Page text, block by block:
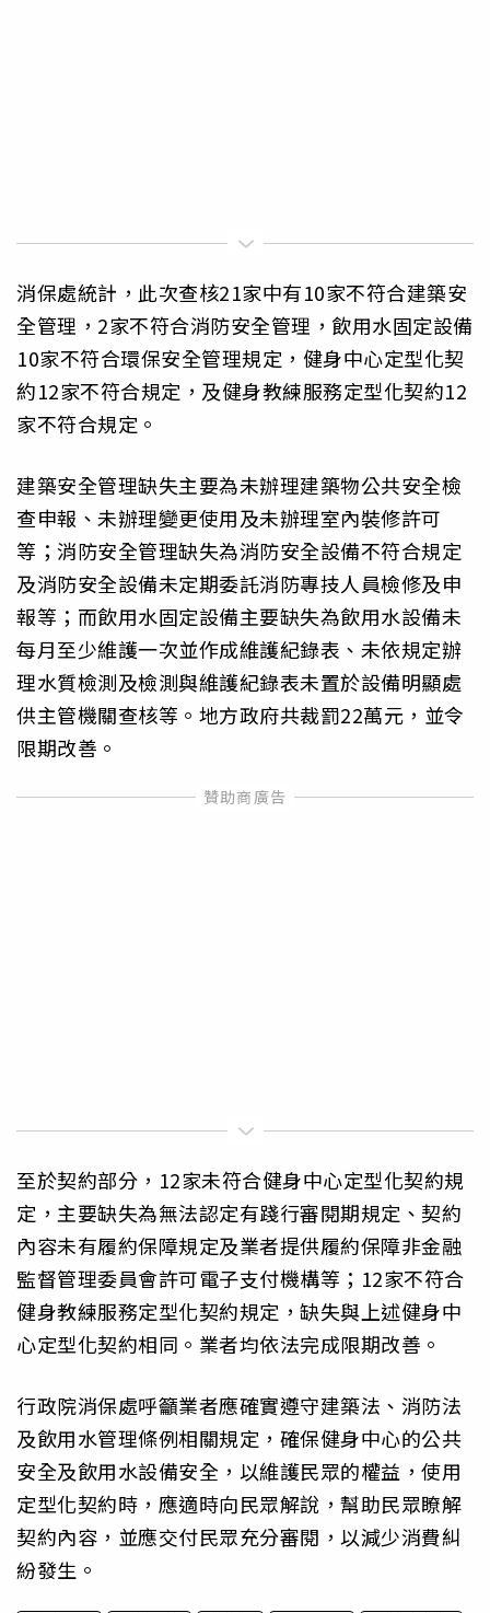
消保處統計，此次查核21家中有10家不符合建築安
全管理，2家不符合消防安全管理，飲用水固定設備
10家不符合環保安全管理規定，健身中心定型化契
約12家不符合規定，及健身教練服務定型化契約12
家不符合規定。
建築安全管理缺失主要為未辦理建築物公共安全檢
查申報、未辦理變更使用及未辦理室內裝修許可
等；消防安全管理缺失為消防安全設備不符合規定
及消防安全設備未定期委託消防專技人員檢修及申
報等；而飲用水固定設備主要缺失為飲用水設備未
每月至少維護一次並作成維護紀錄表、未依規定辦
理水質檢測及檢測與維護紀錄表未置於設備明顯處
供主管機關查核等。地方政府共裁罰22萬元，並令
限期改善。
至於契約部分，12家未符合健身中心定型化契約規
定，主要缺失為無法認定有踐行審閱期規定、契約
內容未有履約保障規定及業者提供履約保障非金融
監督管理委員會許可電子支付機構等；12家不符合
健身教練服務定型化契約規定，缺失與上述健身中
心定型化契約相同。業者均依法完成限期改善。
行政院消保處呼籲業者應確實遵守建築法、消防法
及飲用水管理條例相關規定，確保健身中心的公共
安全及飲用水設備安全，以維護民眾的權益，使用
定型化契約時，應適時向民眾解說，幫助民眾瞭解
契約內容，並應交付民眾充分審閱，以減少消費糾
紛發生。